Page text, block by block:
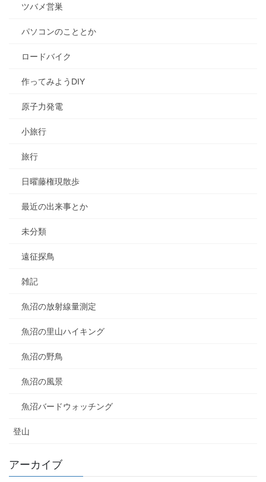
ツバメ営巣
パソコンのこととか
ロードバイク
作ってみようDIY
原子力発電
小旅行
旅行
日曜藤権現散歩
最近の出来事とか
未分類
遠征探鳥
雑記
魚沼の放射線量測定
魚沼の里山ハイキング
魚沼の野鳥
魚沼の風景
魚沼バードウォッチング
登山
アーカイブ